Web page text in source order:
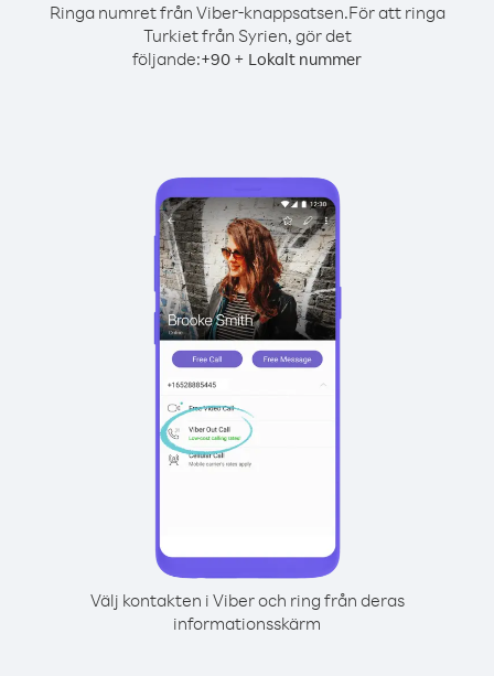
Ringa numret från Viber-knappsatsen.För att ringa
Turkiet från Syrien, gör det
följande:+90 + Lokalt nummer
Välj kontakten i Viber och ring från deras
informationsskärm